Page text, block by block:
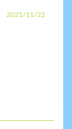
2021/11/22